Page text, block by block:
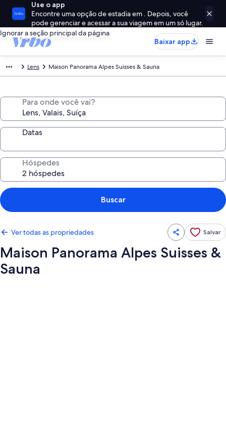
Use o app
Encontre uma opção de estadia em . Depois, você
pode gerenciar e acessar a sua viagem em um só lugar.
Ignorar a seção principal da página
Baixar app
Lens Maison Panorama Alpes Suisses & Sauna
Para onde você vai?
Datas
Hóspedes
Buscar
Ver todas as propriedades Salvar
Maison Panorama Alpes Suisses &
Sauna